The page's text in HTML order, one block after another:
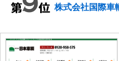
株式会社国際車